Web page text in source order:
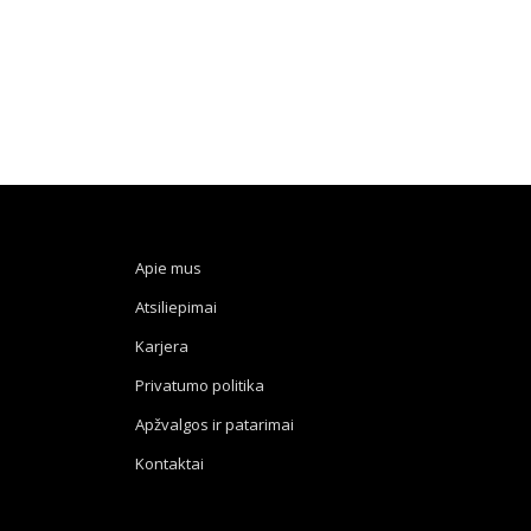
Apie mus
Atsiliepimai
Karjera
Privatumo politika
Apžvalgos ir patarimai
Kontaktai